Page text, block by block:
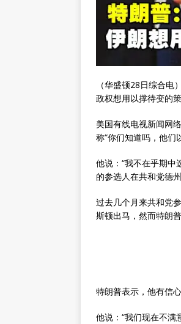
（华盛顿28日综合
政权想用以撑待变的
美国有线电视新闻网
称“你们知道吗，他们
他说：“我不在乎期中
的参选人在共和党德
过去几个月来共和党
斯顿出马，然而特朗
特朗普表示，他有信
他说：“我们现在不满